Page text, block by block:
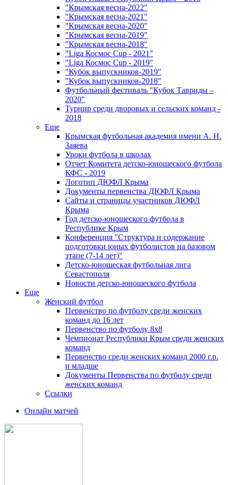
"Крымская весна-2022"
"Крымская весна-2021"
"Крымская весна-2020"
"Крымская весна-2019"
"Крымская весна-2018"
"Liga Космос Cup - 2021"
"Liga Космос Cup - 2019"
"Кубок выпускников-2019"
"Кубок выпускников-2018"
Футбольный фестиваль "Кубок Тавриды –
2020"
Турнир среди дворовых и сельских команд -
2018
Еще
Крымская футбольная академия имени А. Н.
Заяева
Уроки футбола в школах
Отчет Комитета детско-юношеского футбола
КФС - 2019
Логотип ДЮФЛ Крыма
Документы первенства ДЮФЛ Крыма
Сайты и страницы участников ДЮФЛ
Крыма
Год детско-юношеского футбола в
Республике Крым
Конференция "Структура и содержание
подготовки юных футболистов на базовом
этапе (7-14 лет)"
Детско-юношеская футбольная лига
Севастополя
Новости детско-юношеского футбола
Еще
Женский футбол
Первенство по футболу среди женских
команд до 16 лет
Первенство по футболу 8х8
Чемпионат Республики Крым среди женских
команд
Первенство среди женских команд 2000 г.р.
и младше
Документы Первенства по футболу среди
женских команд
Ссылки
Онлайн матчей